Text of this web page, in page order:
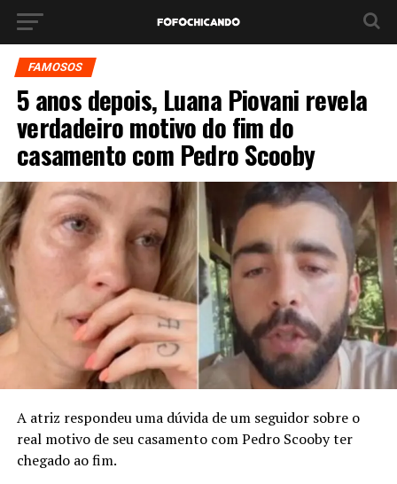
FAMOSOS
5 anos depois, Luana Piovani revela
verdadeiro motivo do fim do
casamento com Pedro Scooby
A atriz respondeu uma dúvida de um seguidor sobre o
real motivo de seu casamento com Pedro Scooby ter
chegado ao fim.